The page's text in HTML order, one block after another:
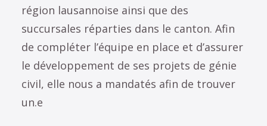
région lausannoise ainsi que des
succursales réparties dans le canton. Afin
de compléter l’équipe en place et d’assurer
le développement de ses projets de génie
civil, elle nous a mandatés afin de trouver
un.e